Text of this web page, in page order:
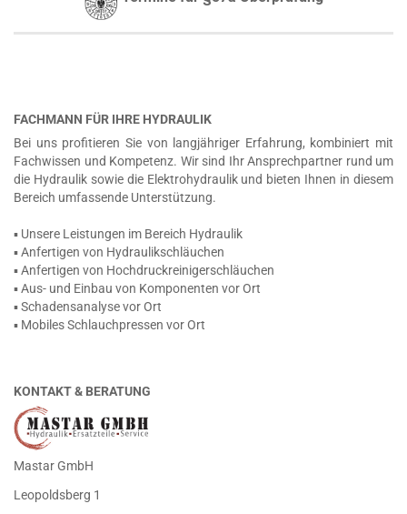
FACHMANN FÜR IHRE HYDRAULIK
Bei uns profitieren Sie von langjähriger Erfahrung, kombiniert mit
Fachwissen und Kompetenz. Wir sind Ihr Ansprechpartner rund um
die Hydraulik sowie die Elektrohydraulik und bieten Ihnen in diesem
Bereich umfassende Unterstützung.
▪ Unsere Leistungen im Bereich Hydraulik
▪ Anfertigen von Hydraulikschläuchen
▪ Anfertigen von Hochdruckreinigerschläuchen
▪ Aus- und Einbau von Komponenten vor Ort
▪ Schadensanalyse vor Ort
▪ Mobiles Schlauchpressen vor Ort
KONTAKT & BERATUNG
Mastar GmbH
Leopoldsberg 1